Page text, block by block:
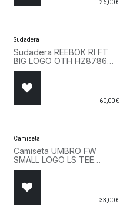
26,00€
Sudadera
Sudadera REEBOK RI FT
BIG LOGO OTH HZ8786
Gris
60,00€
Camiseta
Camiseta UMBRO FW
SMALL LOGO LS TEE
65775U B43 Gris
33,00€